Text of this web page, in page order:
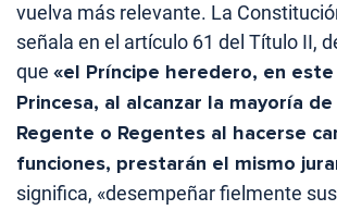
vuelva más relevante. La
señala en el artículo 61 del Título II,
que «el Príncipe heredero, en este
Princesa, al alcanzar la mayoría
Regente o Regentes al hacerse
funciones, prestarán el mismo
significa, «desempeñar fielmente